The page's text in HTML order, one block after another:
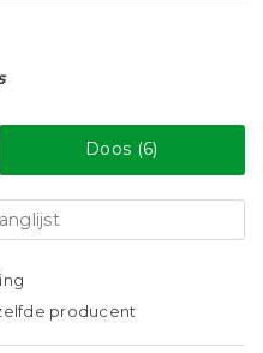
Doos (6)
producent